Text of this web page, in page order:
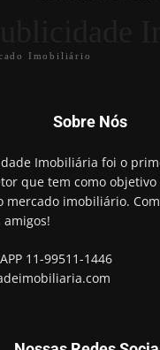
Imobiliário
Sobre Nós
Imobiliária foi o
que tem como
mercado imobiliário.
amigos!
11-99511-1446